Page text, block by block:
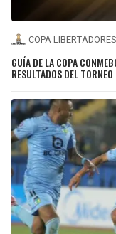
COPA LIBERTADORES
GUÍA DE LA COPA
RESULTADOS DEL